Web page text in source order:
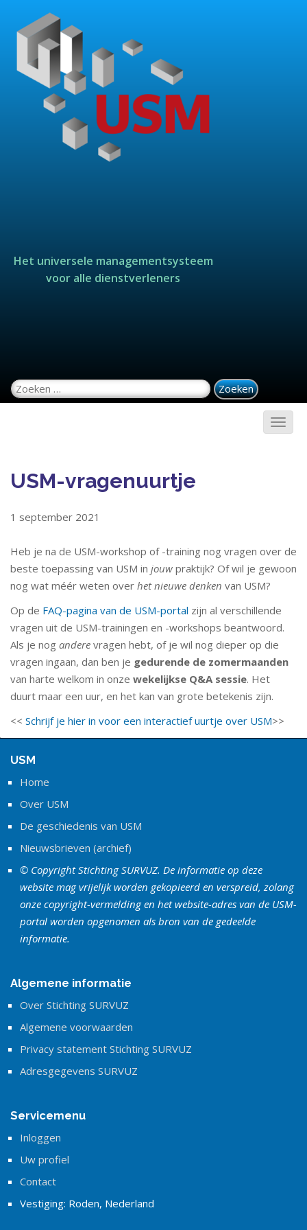
Het universele managementsysteem
voor alle dienstverleners
Zoeken naar:
USM-vragenuurtje
1 september 2021
Heb je na de USM-workshop of -training nog vragen over de
beste toepassing van USM in jouw praktijk? Of wil je gewoon
nog wat méér weten over het nieuwe denken van USM?
Op de FAQ-pagina van de USM-portal zijn al verschillende
vragen uit de USM-trainingen en -workshops beantwoord.
Als je nog andere vragen hebt, of je wil nog dieper op die
vragen ingaan, dan ben je gedurende de zomermaanden
van harte welkom in onze wekelijkse Q&A sessie. Het
duurt maar een uur, en het kan van grote betekenis zijn.
<< Schrijf je hier in voor een interactief uurtje over USM>>
USM
Home
Over USM
De geschiedenis van USM
Nieuwsbrieven (archief)
© Copyright Stichting SURVUZ. De informatie op deze
website mag vrijelijk worden gekopieerd en verspreid, zolang
onze copyright-vermelding en het website-adres van de USM-
portal worden opgenomen als bron van de gedeelde
informatie.
Algemene informatie
Over Stichting SURVUZ
Algemene voorwaarden
Privacy statement Stichting SURVUZ
Adresgegevens SURVUZ
Servicemenu
Inloggen
Uw profiel
Contact
Vestiging: Roden, Nederland